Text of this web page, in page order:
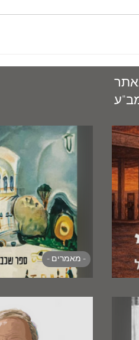
- מאמרים -